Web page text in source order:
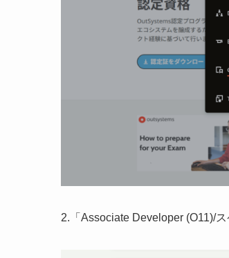
2.「Associate Developer (O11)/